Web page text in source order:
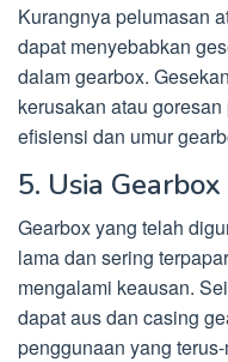
Kurangnya pelumasan
dapat menyebabkan
dalam gearbox.
kerusakan atau
efisiensi dan umur
5. Usia Gearbox
Gearbox yang telah
lama dan sering
mengalami keausan.
dapat aus dan casing
penggunaan yang